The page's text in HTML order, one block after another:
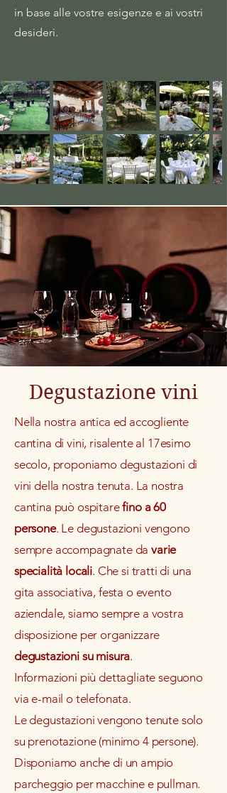
in base alle vostre esigenze e ai vostri
desideri.
Degustazione vini
Nella nostra antica ed accogliente
cantina di vini, risalente al 17esimo
secolo, proponiamo degustazioni di
vini della nostra tenuta. La nostra
cantina può ospitarefino a 60
persone. Le degustazioni vengono
sempre accompagnate davarie
specialità locali. Che si tratti di una
gita associativa, festa o evento
aziendale, siamo sempre a vostra
disposizione per organizzare
degustazioni su misura.
Informazioni più dettagliate seguono
via e-mail o telefonata.
Le degustazioni vengono tenute solo
su prenotazione (minimo 4 persone).
Disponiamo anche di un ampio
parcheggio per macchine e pullman.